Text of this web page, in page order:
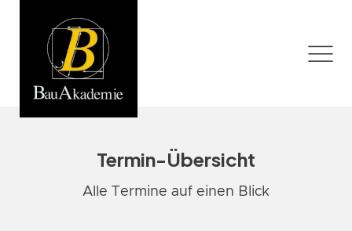
Termin-Übersicht
Alle Termine auf einen Blick